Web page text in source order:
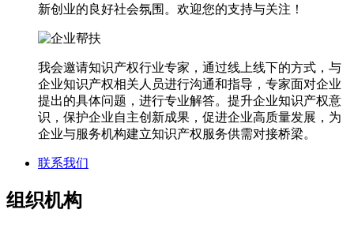
新创业的良好社会氛围。欢迎您的支持与关注！
我会邀请知识产权行业专家，通过线上线下的方式，与
企业知识产权相关人员进行沟通和指导，专家面对企业
提出的具体问题，进行专业解答。提升企业知识产权意
识，保护企业自主创新成果，促进企业高质量发展，为
企业与服务机构建立知识产权服务供需对接桥梁。
联系我们
组织机构